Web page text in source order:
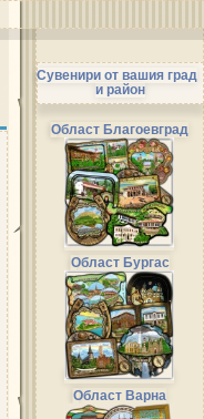
Сувенири от вашия град
и район
Област Благоевград
Област Бургас
Област Варна